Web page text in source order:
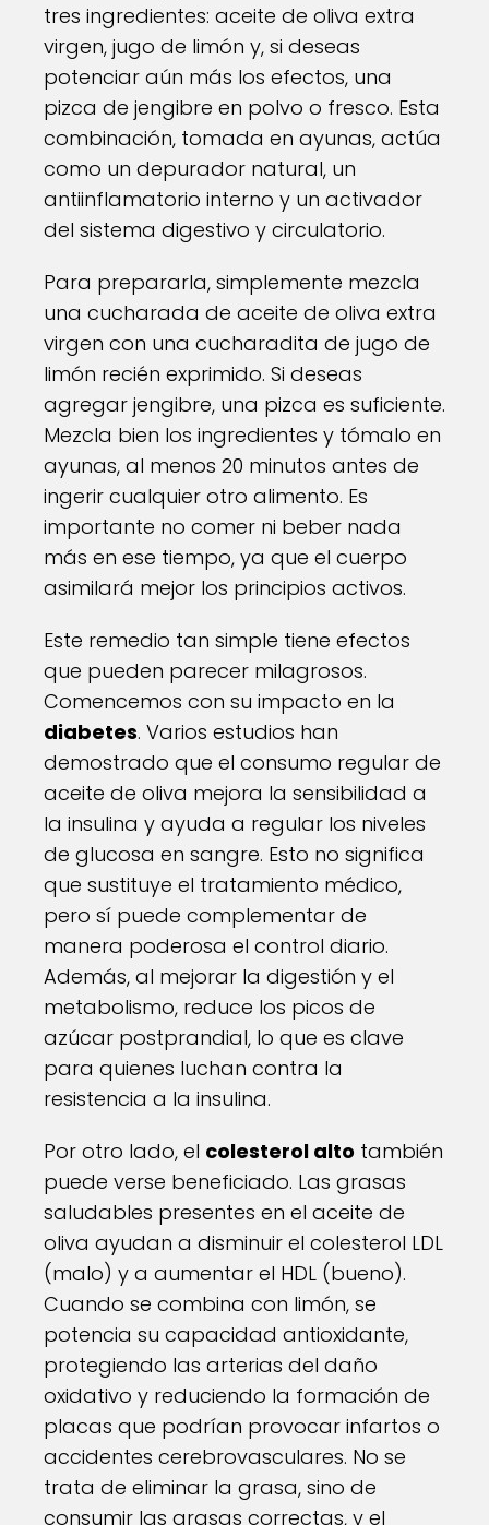
tres ingredientes: aceite de oliva extra
virgen, jugo de limón y, si deseas
potenciar aún más los efectos, una
pizca de jengibre en polvo o fresco. Esta
combinación, tomada en ayunas, actúa
como un depurador natural, un
antiinflamatorio interno y un activador
del sistema digestivo y circulatorio.
Para prepararla, simplemente mezcla
una cucharada de aceite de oliva extra
virgen con una cucharadita de jugo de
limón recién exprimido. Si deseas
agregar jengibre, una pizca es suficiente.
Mezcla bien los ingredientes y tómalo en
ayunas, al menos 20 minutos antes de
ingerir cualquier otro alimento. Es
importante no comer ni beber nada
más en ese tiempo, ya que el cuerpo
asimilará mejor los principios activos.
Este remedio tan simple tiene efectos
que pueden parecer milagrosos.
Comencemos con su impacto en la
diabetes. Varios estudios han
demostrado que el consumo regular de
aceite de oliva mejora la sensibilidad a
la insulina y ayuda a regular los niveles
de glucosa en sangre. Esto no significa
que sustituye el tratamiento médico,
pero sí puede complementar de
manera poderosa el control diario.
Además, al mejorar la digestión y el
metabolismo, reduce los picos de
azúcar postprandial, lo que es clave
para quienes luchan contra la
resistencia a la insulina.
Por otro lado, el colesterol alto también
puede verse beneficiado. Las grasas
saludables presentes en el aceite de
oliva ayudan a disminuir el colesterol LDL
(malo) y a aumentar el HDL (bueno).
Cuando se combina con limón, se
potencia su capacidad antioxidante,
protegiendo las arterias del daño
oxidativo y reduciendo la formación de
placas que podrían provocar infartos o
accidentes cerebrovasculares. No se
trata de eliminar la grasa, sino de
consumir las grasas correctas, y el